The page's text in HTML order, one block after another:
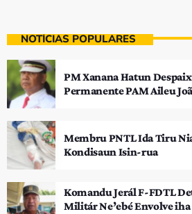
NOTÍCIAS POPULARES
PM Xanana Hatun
Permanente PAM Aileu
Membru PNTL Ida Tiru
Kondisaun Isin-rua
Komandu Jerál F-FDTL
Militár Ne’ebé Envolve